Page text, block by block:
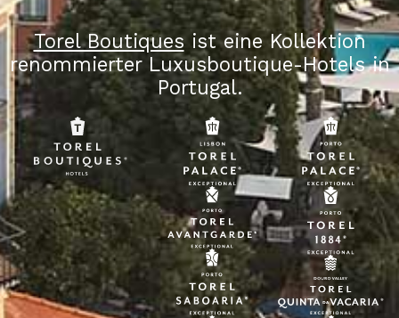
Torel Boutiquesist eine Kollektion
renommierter Luxusboutique-Hotels in
Portugal.